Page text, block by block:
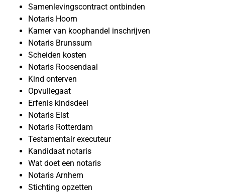
Samenlevingscontract ontbinden
Notaris Hoorn
Kamer van koophandel inschrijven
Notaris Brunssum
Scheiden kosten
Notaris Roosendaal
Kind onterven
Opvullegaat
Erfenis kindsdeel
Notaris Elst
Notaris Rotterdam
Testamentair executeur
Kandidaat notaris
Wat doet een notaris
Notaris Arnhem
Stichting opzetten